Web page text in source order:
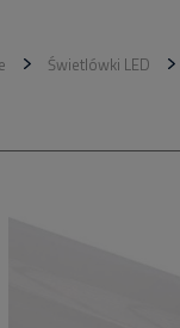
Świetlówki LED